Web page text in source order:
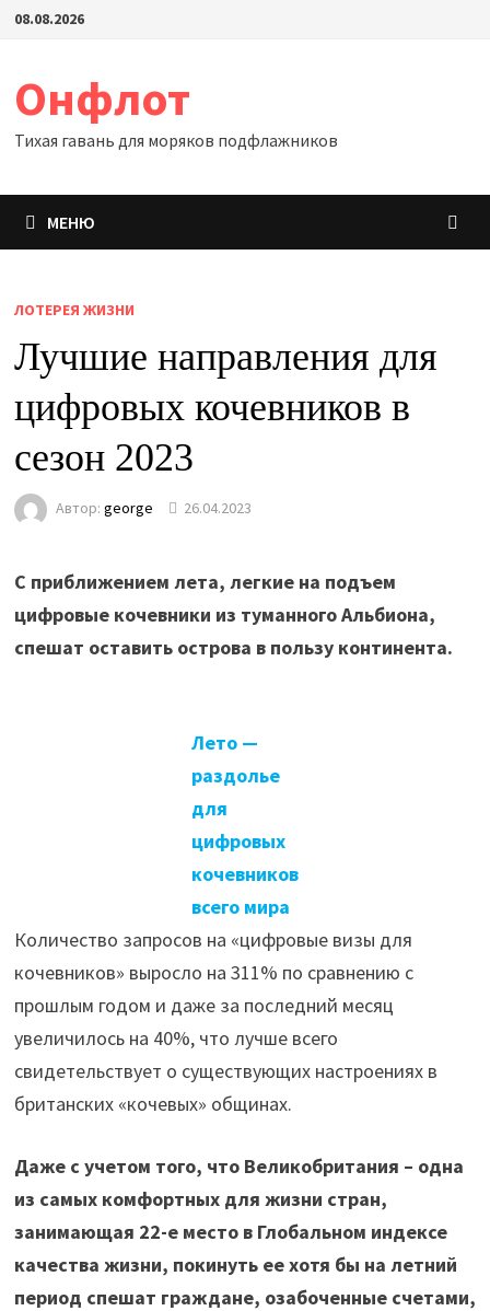
Перейти
08.08.2026
Онфлот
Тихая гавань для моряков подфлажников
МЕНЮ
ЛОТЕРЕЯ ЖИЗНИ
Лучшие направления для
цифровых кочевников в
сезон 2023
Автор: george 26.04.2023
С приближением лета, легкие на подъем
цифровые кочевники из туманного Альбиона,
спешат оставить острова в пользу континента.
Лето —
раздолье
для
цифровых
кочевников
всего мира
Количество запросов на «цифровые визы для
кочевников» выросло на 311% по сравнению с
прошлым годом и даже за последний месяц
увеличилось на 40%, что лучше всего
свидетельствует о существующих настроениях в
британских «кочевых» общинах.
Даже с учетом того, что Великобритания – одна
из самых комфортных для жизни стран,
занимающая 22-е место в Глобальном индексе
качества жизни, покинуть ее хотя бы на летний
период спешат граждане, озабоченные счетами,